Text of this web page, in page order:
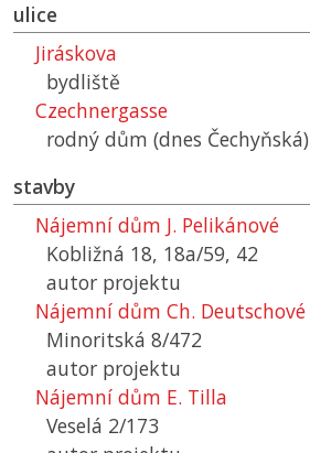
ulice
Jiráskova
bydliště
Czechnergasse
rodný dům (dnes Čechyňská)
stavby
Nájemní dům J. Pelikánové
Kobližná 18, 18a/59, 42
autor projektu
Nájemní dům Ch. Deutschové
Minoritská 8/472
autor projektu
Nájemní dům E. Tilla
Veselá 2/173